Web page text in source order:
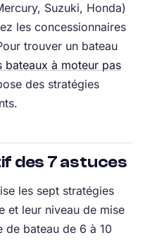
Suzuki, Honda)
les concessionnaires
trouver un bateau
bateaux à moteur pas
des stratégies
des 7 astuces
les sept stratégies
et leur niveau de mise
bateau de 6 à 10